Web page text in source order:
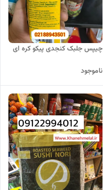
چیپس جلبک کنجدی پیکو کره ای
ناموجود